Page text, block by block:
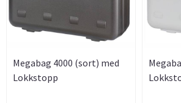
Megabag 4000 (sort) med
Lokkstopp